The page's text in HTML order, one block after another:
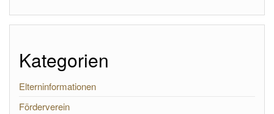
Kategorien
Elterninformationen
Förderverein